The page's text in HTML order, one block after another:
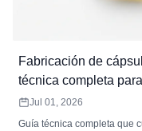
Fabricación de
técnica completa
gelatina blanda
Jul 01, 2026
Guía técnica completa que